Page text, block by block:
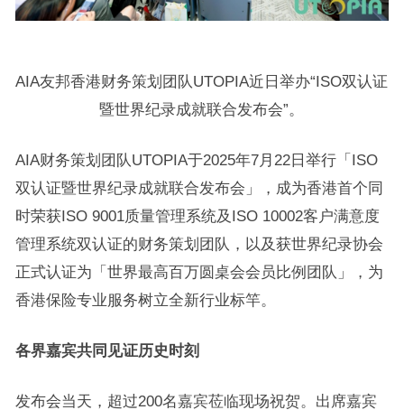
AIA友邦香港财务策划团队UTOPIA近日举办“ISO双认证
暨世界纪录成就联合发布会”。
AIA财务策划团队UTOPIA于2025年7月22日举行「ISO
双认证暨世界纪录成就联合发布会」，成为香港首个同
时荣获ISO 9001质量管理系统及ISO 10002客户满意度
管理系统双认证的财务策划团队，以及获世界纪录协会
正式认证为「世界最高百万圆桌会会员比例团队」，为
香港保险专业服务树立全新行业标竿。
各界嘉宾共同见证历史时刻
发布会当天，超过200名嘉宾莅临现场祝贺。出席嘉宾